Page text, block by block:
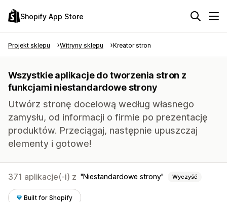
Shopify App Store
Projekt sklepu Witryny sklepu Kreator stron
Wszystkie aplikacje do tworzenia stron z
funkcjami niestandardowe strony
Utwórz stronę docelową według własnego
zamysłu, od informacji o firmie po prezentację
produktów. Przeciągaj, następnie upuszczaj
elementy i gotowe!
371 aplikacje(-i) z Niestandardowe strony Wyczyść
Built for Shopify